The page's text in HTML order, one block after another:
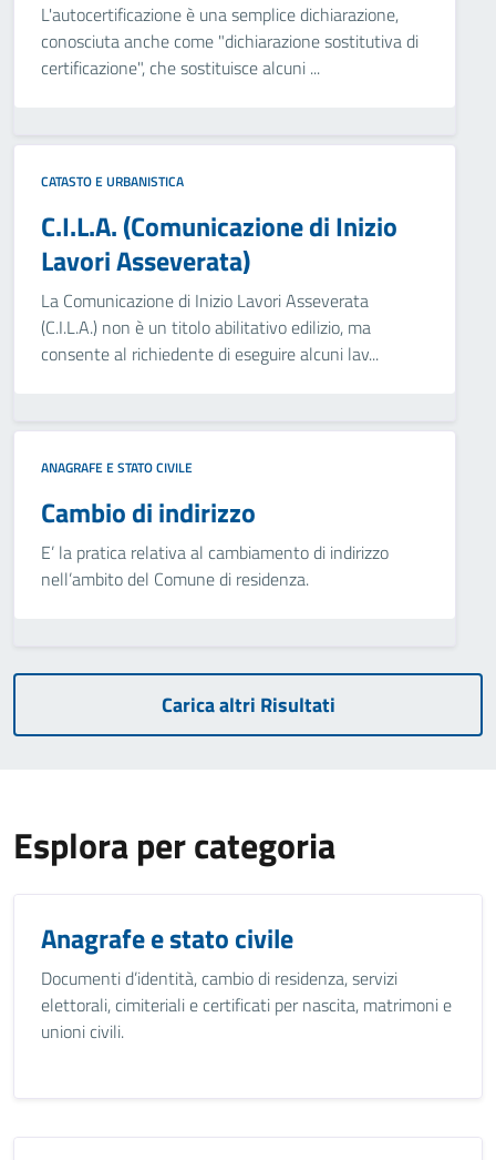
L'autocertificazione è una semplice dichiarazione,
conosciuta anche come "dichiarazione sostitutiva di
certificazione", che sostituisce alcuni ...
CATASTO E URBANISTICA
C.I.L.A. (Comunicazione di Inizio
Lavori Asseverata)
La Comunicazione di Inizio Lavori Asseverata
(C.I.L.A.) non è un titolo abilitativo edilizio, ma
consente al richiedente di eseguire alcuni lav...
ANAGRAFE E STATO CIVILE
Cambio di indirizzo
E’ la pratica relativa al cambiamento di indirizzo
nell’ambito del Comune di residenza.
Carica altri Risultati
Esplora per categoria
Anagrafe e stato civile
Documenti d’identità, cambio di residenza, servizi
elettorali, cimiteriali e certificati per nascita, matrimoni e
unioni civili.